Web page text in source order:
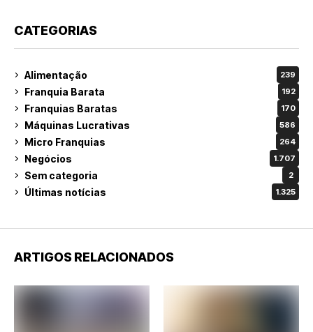
CATEGORIAS
Alimentação 239
Franquia Barata 192
Franquias Baratas 170
Máquinas Lucrativas 586
Micro Franquias 264
Negócios 1.707
Sem categoria 2
Últimas notícias 1.325
ARTIGOS RELACIONADOS